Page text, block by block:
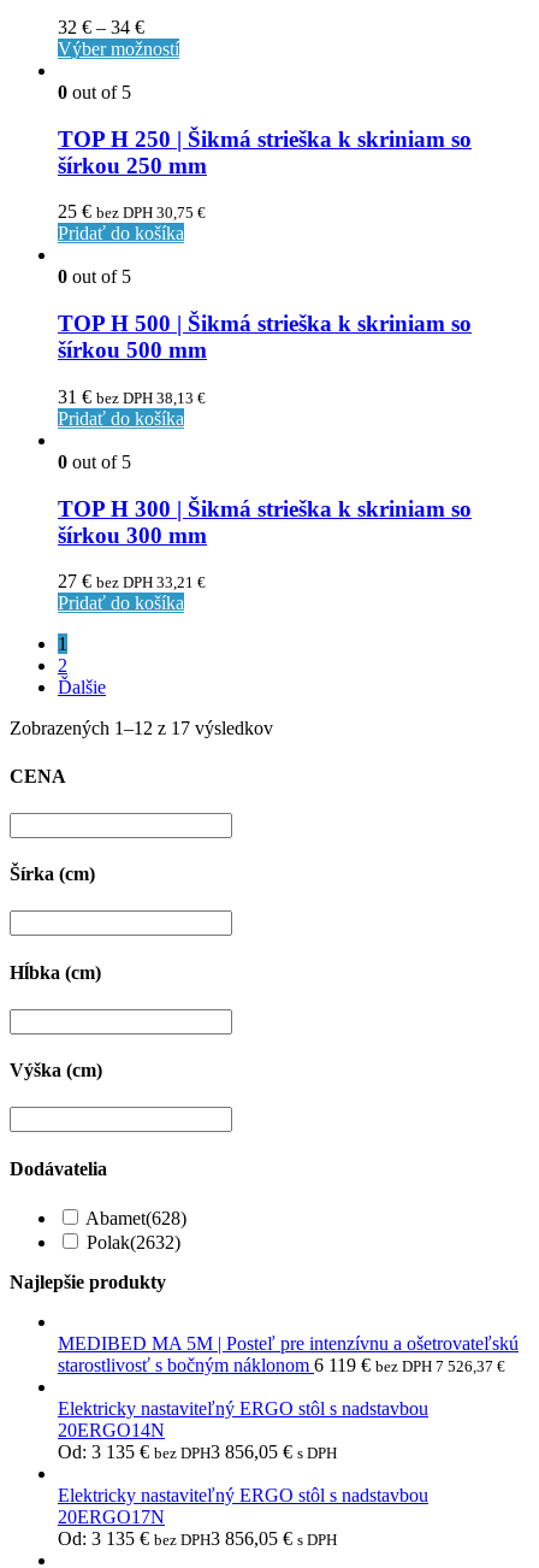
32 € – 34 €
Výber možností
0 out of 5
TOP H 250 | Šikmá strieška k skriniam so
šírkou 250 mm
25 € bez DPH 30,75 €
Pridať do košíka
0 out of 5
TOP H 500 | Šikmá strieška k skriniam so
šírkou 500 mm
31 € bez DPH 38,13 €
Pridať do košíka
0 out of 5
TOP H 300 | Šikmá strieška k skriniam so
šírkou 300 mm
27 € bez DPH 33,21 €
Pridať do košíka
1
2
Ďalšie
Zobrazených 1–12 z 17 výsledkov
CENA
Šírka (cm)
Hĺbka (cm)
Výška (cm)
Dodávatelia
Abamet(628)
Polak(2632)
Najlepšie produkty
MEDIBED MA 5M | Posteľ pre intenzívnu a ošetrovateľskú
starostlivosť s bočným náklonom 6 119 € bez DPH 7 526,37 €
Elektricky nastaviteľný ERGO stôl s nadstavbou
20ERGO14N
Od: 3 135 € bez DPH3 856,05 € s DPH
Elektricky nastaviteľný ERGO stôl s nadstavbou
20ERGO17N
Od: 3 135 € bez DPH3 856,05 € s DPH